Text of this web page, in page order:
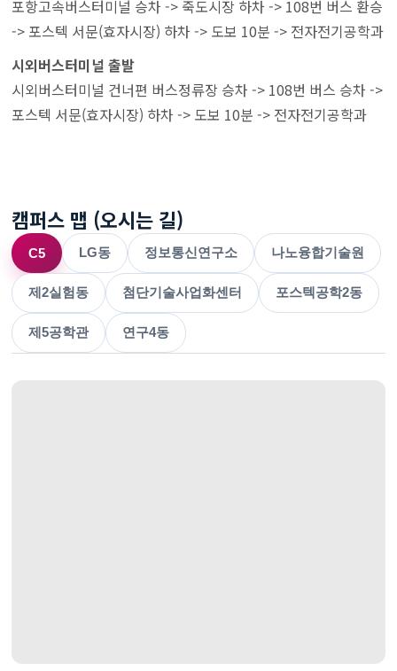
포항고속버스터미널 승차 -> 죽도시장 하차 -> 108번 버스 환승
-> 포스텍 서문(효자시장) 하차 -> 도보 10분 -> 전자전기공학과
시외버스터미널 출발
시외버스터미널 건너편 버스정류장 승차 -> 108번 버스 승차 ->
포스텍 서문(효자시장) 하차 -> 도보 10분 -> 전자전기공학과
캠퍼스 맵 (오시는 길)
C5 LG동 정보통신연구소 나노융합기술원
제2실험동 첨단기술사업화센터 포스텍공학2동
제5공학관 연구4동